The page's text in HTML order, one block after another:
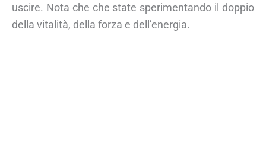
uscire. Nota che che state sperimentando il doppio
della vitalità, della forza e dell’energia.